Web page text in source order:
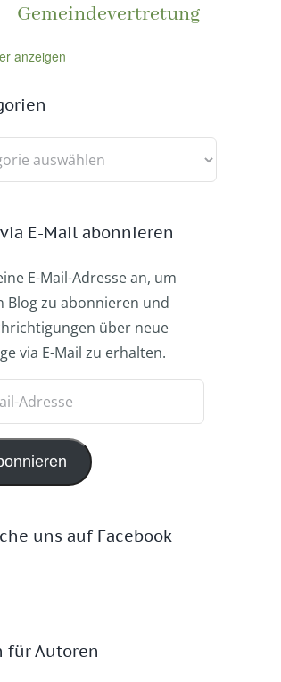
Gemeindevertretung
anzeigen
E-Mail abonnieren
E-Mail-Adresse an, um
Blog zu abonnieren und
über neue
via E-Mail zu erhalten.
uns auf Facebook
für Autoren